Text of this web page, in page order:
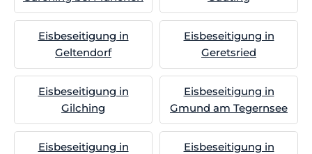
Eisbeseitigung in
Geltendorf
Eisbeseitigung in
Geretsried
Eisbeseitigung in
Gilching
Eisbeseitigung in
Gmund am Tegernsee
Eisbeseitigung in
Eisbeseitigung in